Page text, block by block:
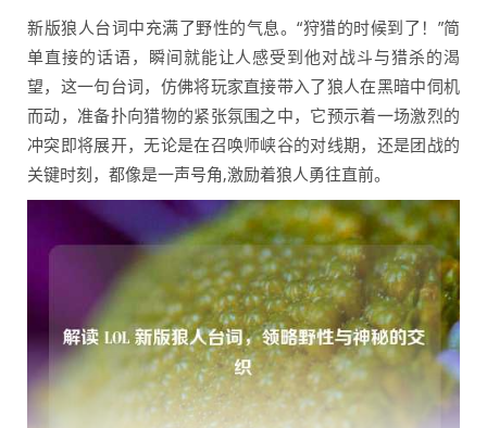
新版狼人台词中充满了野性的气息。“狩猎的时候到了！”简
单直接的话语，瞬间就能让人感受到他对战斗与猎杀的渴
望，这一句台词，仿佛将玩家直接带入了狼人在黑暗中伺机
而动，准备扑向猎物的紧张氛围之中，它预示着一场激烈的
冲突即将展开，无论是在召唤师峡谷的对线期，还是团战的
关键时刻，都像是一声号角,激励着狼人勇往直前。